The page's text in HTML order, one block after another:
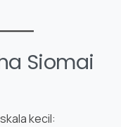
Siomai
kecil: